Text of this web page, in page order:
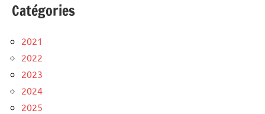
Catégories
2021
2022
2023
2024
2025